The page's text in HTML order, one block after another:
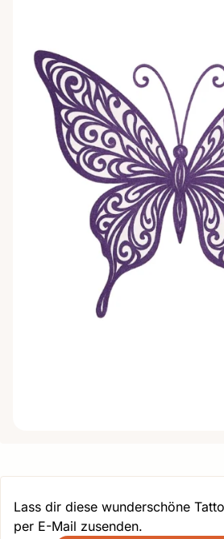
Lass dir diese wunderschöne
per E-Mail zusenden.